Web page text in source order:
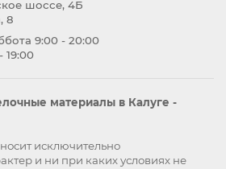
шоссе, 4Б
8
9:00 - 20:00
19:00
материалы в Калуге -
исключительно
и ни при каких условиях не